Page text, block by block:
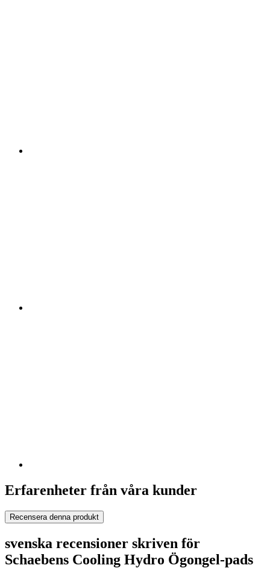
Erfarenheter från våra kunder
Recensera denna produkt
svenska recensioner skriven för
Schaebens Cooling Hydro Ögongel-pads